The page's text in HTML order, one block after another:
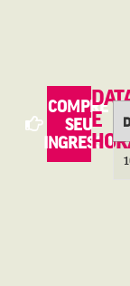
COMPRE
SEU
INGRESSO
E